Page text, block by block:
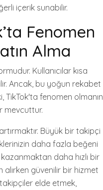
içerik sunabilir.
Fenomen
Alma
Kullanıcılar kısa
Ancak, bu yoğun rekabet
TikTok'ta fenomen olmanın
mevcuttur.
Büyük bir takipçi
daha fazla beğeni
daha hızlı bir
alırken güvenilir bir hizmet
elde etmek,